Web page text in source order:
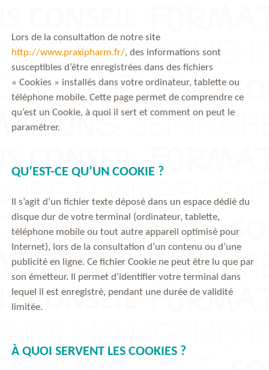
Lors de la consultation de notre site
http://www.praxipharm.fr/, des informations sont
susceptibles d’être enregistrées dans des fichiers
« Cookies » installés dans votre ordinateur, tablette ou
téléphone mobile. Cette page permet de comprendre ce
qu’est un Cookie, à quoi il sert et comment on peut le
paramétrer.
QU’EST-CE QU’UN COOKIE ?
Il s’agit d’un fichier texte déposé dans un espace dédié du
disque dur de votre terminal (ordinateur, tablette,
téléphone mobile ou tout autre appareil optimisé pour
Internet), lors de la consultation d’un contenu ou d’une
publicité en ligne. Ce fichier Cookie ne peut être lu que par
son émetteur. Il permet d’identifier votre terminal dans
lequel il est enregistré, pendant une durée de validité
limitée.
À QUOI SERVENT LES COOKIES ?